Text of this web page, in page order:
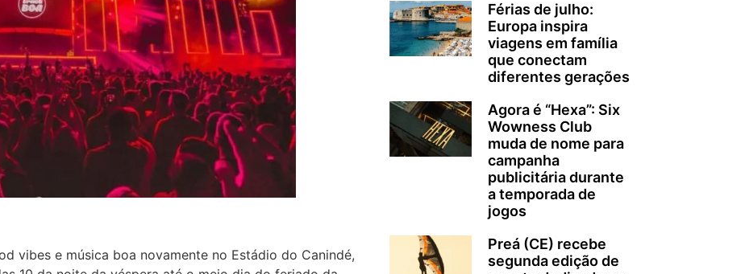
vibes e música boa novamente no Estádio do Canindé,
Férias de julho:
Europa inspira
viagens em família
que conectam
diferentes gerações
Agora é “Hexa”: Six
Wowness Club
muda de nome para
campanha
publicitária durante
a temporada de
jogos
Preá (CE) recebe
segunda edição de